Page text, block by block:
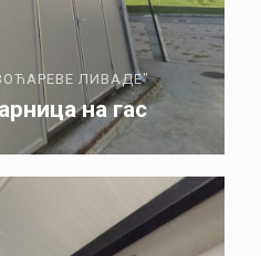
ЛИВАДЕ"
на гас